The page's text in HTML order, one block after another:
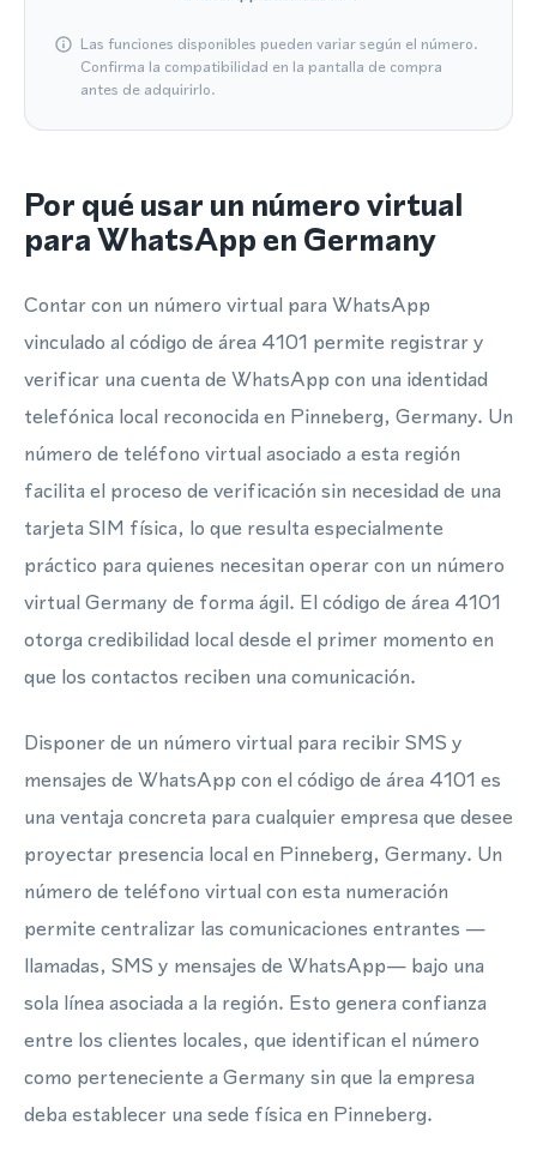
Las funciones disponibles pueden variar según el número.
Confirma la compatibilidad en la pantalla de compra
antes de adquirirlo.
Por qué usar un número virtual
para WhatsApp en Germany
Contar con un número virtual para WhatsApp
vinculado al código de área 4101 permite registrar y
verificar una cuenta de WhatsApp con una identidad
telefónica local reconocida en Pinneberg, Germany. Un
número de teléfono virtual asociado a esta región
facilita el proceso de verificación sin necesidad de una
tarjeta SIM física, lo que resulta especialmente
práctico para quienes necesitan operar con un número
virtual Germany de forma ágil. El código de área 4101
otorga credibilidad local desde el primer momento en
que los contactos reciben una comunicación.
Disponer de un número virtual para recibir SMS y
mensajes de WhatsApp con el código de área 4101 es
una ventaja concreta para cualquier empresa que desee
proyectar presencia local en Pinneberg, Germany. Un
número de teléfono virtual con esta numeración
permite centralizar las comunicaciones entrantes —
llamadas, SMS y mensajes de WhatsApp— bajo una
sola línea asociada a la región. Esto genera confianza
entre los clientes locales, que identifican el número
como perteneciente a Germany sin que la empresa
deba establecer una sede física en Pinneberg.